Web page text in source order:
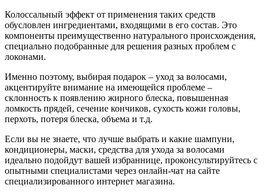
Колоссальный эффект от применения таких средств
обусловлен ингредиентами, входящими в его состав. Это
компоненты преимущественно натурального происхождения,
специально подобранные для решения разных проблем с
локонами.
Именно поэтому, выбирая подарок – уход за волосами,
акцентируйте внимание на имеющейся проблеме –
склонность к появлению жирного блеска, повышенная
ломкость прядей, сечение кончиков, сухость кожи головы,
перхоть, потеря блеска, объема и т.д.
Если вы не знаете, что лучше выбрать и какие шампуни,
кондиционеры, маски, средства для ухода за волосами
идеально подойдут вашей избраннице, проконсультируйтесь с
опытными специалистами через онлайн-чат на сайте
специализированного интернет магазина.